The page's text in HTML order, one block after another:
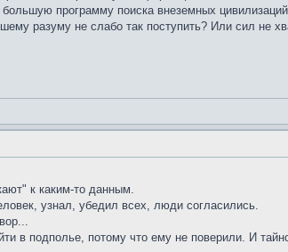
программу поиска внеземных
разуму не слабо так поступить? Или сил не
к каким-то данным.
узнал, убедил всех, люди согласились.
в подполье, потому что ему не поверили. И